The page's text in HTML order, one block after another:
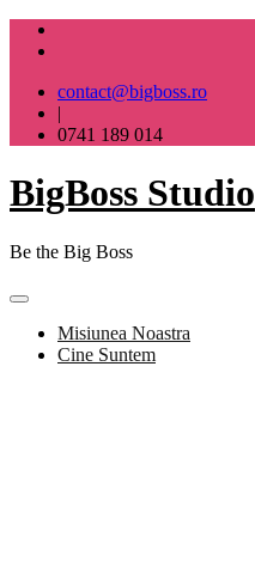
Skip
contact@bigboss.ro
|
0741 189 014
BigBoss Studio
Be the Big Boss
Misiunea Noastra
Cine Suntem